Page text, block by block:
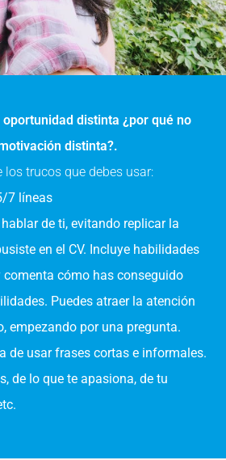
distinta ¿por qué no
distinta?.
los trucos que debes usar:
7 líneas
de ti, evitando replicar la
en el CV. Incluye habilidades
cómo has conseguido
Puedes atraer la atención
empezando por una pregunta.
de usar frases cortas e informales.
de lo que te apasiona, de tu